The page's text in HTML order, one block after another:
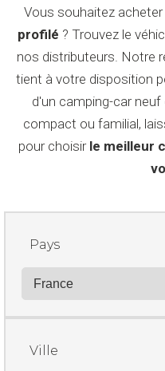
Vous souhaitez acheter
profilé ? Trouvez le
nos distributeurs. Notre
tient à votre disposition
d'un camping-car
compact ou familial,
pour choisir le meilleur
Pays
Ville